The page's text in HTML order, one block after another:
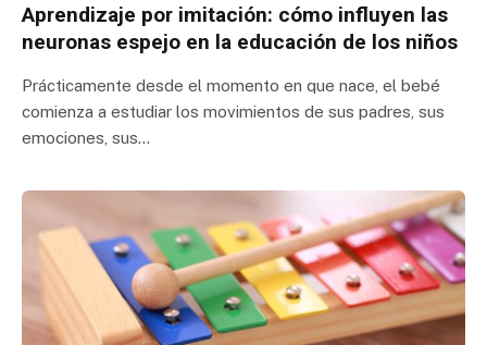
Aprendizaje por imitación: cómo influyen las
neuronas espejo en la educación de los niños
Prácticamente desde el momento en que nace, el bebé
comienza a estudiar los movimientos de sus padres, sus
emociones, sus…